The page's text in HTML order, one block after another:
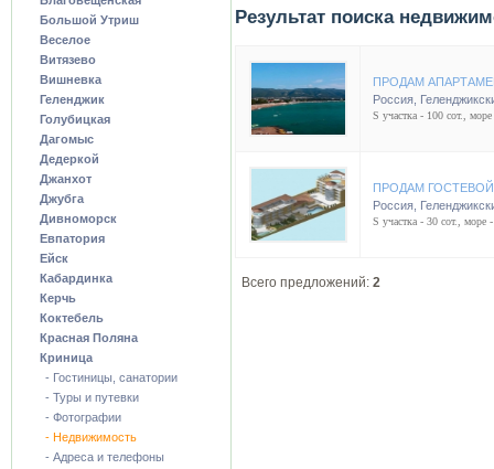
Большой Утриш
Веселое
Витязево
Вишневка
Геленджик
Голубицкая
Дагомыс
Дедеркой
Джанхот
Джубга
Дивноморск
Евпатория
Ейск
Кабардинка
Керчь
Коктебель
Красная Поляна
Криница
- Гостиницы, санатории
- Туры и путевки
- Фотографии
- Недвижимость
- Адреса и телефоны
Результат поиска
ПРОДАМ
Россия
S участка - 100 сот.,
ПРОДАМ
Россия
S участка - 30 сот., море
Всего предложений: 2